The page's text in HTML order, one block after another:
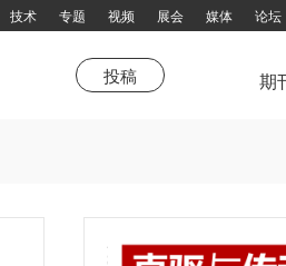
技术 专题 视频 展会 媒体 论坛
投稿 期